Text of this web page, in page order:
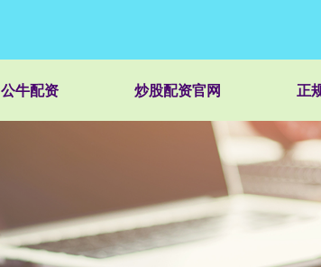
公牛配资 炒股配资官网 正